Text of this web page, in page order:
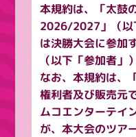
本規約は、「太鼓
2026/2027」（以
は決勝大会に参加
（以下「参加者」
なお、本規約は、
権利者及び販売元
ムコエンターテイ
が、本大会のツア